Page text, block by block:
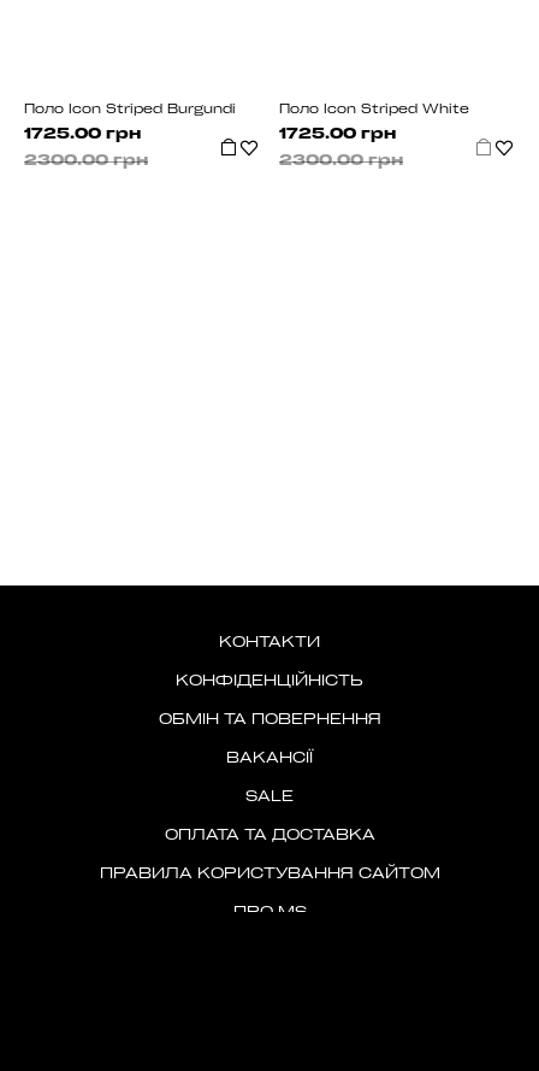
Поло Icon Striped Burgundi
1725.00 грн
2300.00 грн
Поло Icon Striped White
1725.00 грн
2300.00 грн
КОНТАКТИ
КОНФІДЕНЦІЙНІСТЬ
ОБМІН ТА ПОВЕРНЕННЯ
ВАКАНСІЇ
SALE
ОПЛАТА ТА ДОСТАВКА
ПРАВИЛА КОРИСТУВАННЯ САЙТОМ
ПРО MS